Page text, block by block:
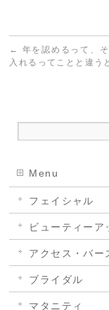
←
年を認めるって、
入れるってことと違う
Menu
フェイシャル
ビューティーア
アクセス・バー
ブライダル
マタニティ